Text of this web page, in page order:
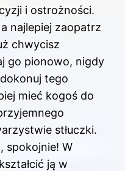
i ostrożności.
najlepiej zaopatrz
chwycisz
go pionowo, nigdy
tego
mieć kogoś do
stłuczki.
spokojnie! W
ją w